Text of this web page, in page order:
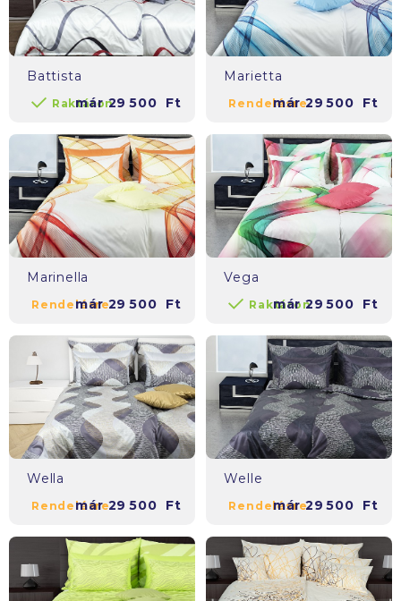
Battista
Raktáron
már29 500 Ft
Marietta
Rendelésre
már29 500 Ft
Marinella
Rendelésre
már29 500 Ft
Vega
Raktáron
már29 500 Ft
Wella
Rendelésre
már29 500 Ft
Welle
Rendelésre
már29 500 Ft